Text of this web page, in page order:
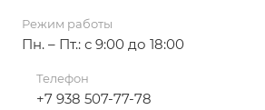
Режим работы
Пн. – Пт.: с 9:00 до 18:00
Телефон
+7 938 507-77-78